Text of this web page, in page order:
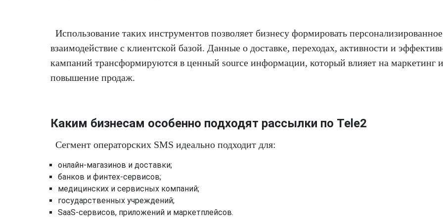
Использование таких инструментов позволяет бизнесу формировать персонализированное
взаимодействие с клиентской базой. Данные о доставке, переходах, активности и
кампаний трансформируются в ценный source информации, который влияет на маркетинг и
повышение продаж.
Каким бизнесам особенно подходят рассылки по Tele2
Сегмент операторских SMS идеально подходит для:
онлайн-магазинов и доставки;
банков и финтех-сервисов;
медицинских и сервисных компаний;
государственных учреждений;
SaaS-сервисов, приложений и маркетплейсов.